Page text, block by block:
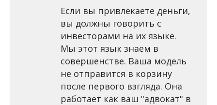
Если вы привлекаете деньги,
вы должны говорить с
инвесторами на их языке.
Мы этот язык знаем в
совершенстве. Ваша модель
не отправится в корзину
после первого взгляда. Она
работает как ваш "адвокат" в